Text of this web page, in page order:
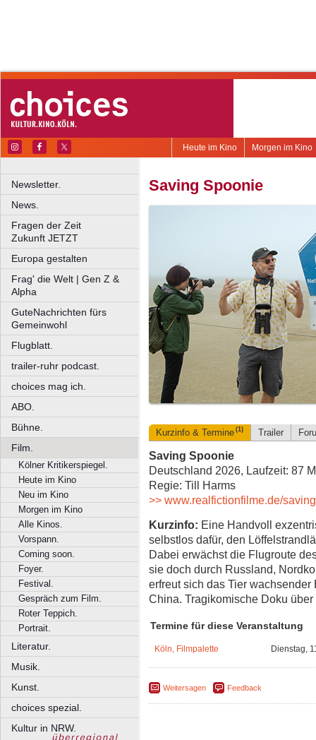
Morgen im Kino
Heute im Kino
Newsletter.
News.
Fragen der Zeit
Zukunft JETZT
Europa gestalten
Frag' die Welt | Gen Z &
Alpha
GuteNachrichten fürs
Gemeinwohl
Flugblatt.
trailer-ruhr podcast.
choices mag ich.
ABO.
Bühne.
Film.
Kölner Kritikerspiegel.
Heute im Kino
Neu im Kino
Morgen im Kino
Alle Kinos.
Vorspann.
Coming soon.
Foyer.
Festival.
Gespräch zum Film.
Roter Teppich.
Portrait.
Literatur.
Musik.
Kunst.
choices spezial.
Kultur in NRW.
Saving Spoonie
Kurzinfo & Termine (1) Trailer
Saving Spoonie
Deutschland 2026, Laufzeit: 87
Regie: Till Harms
>> www.realfictionfilme.de/
Kurzinfo: Eine Handvoll
selbstlos dafür, den
Dabei erwächst die Flugroute
sie doch durch Russland,
erfreut sich das Tier
China. Tragikomische Doku
Termine für diese Veranstaltung
Köln, Filmpalette Dienstag,
Weitersagen Feedback